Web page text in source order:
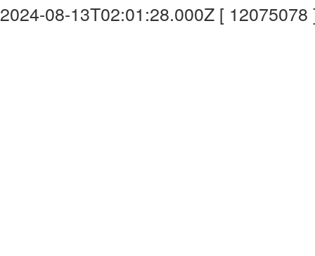
2024-08-13T02:01:28.000Z [ 12075078